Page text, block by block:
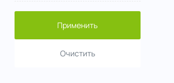
Применить
Очистить